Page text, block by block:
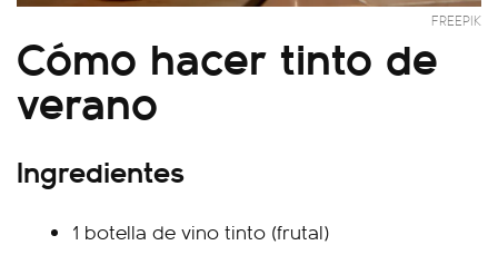
FREEPIK
Cómo hacer tinto de
verano
Ingredientes
1 botella de vino tinto (frutal)